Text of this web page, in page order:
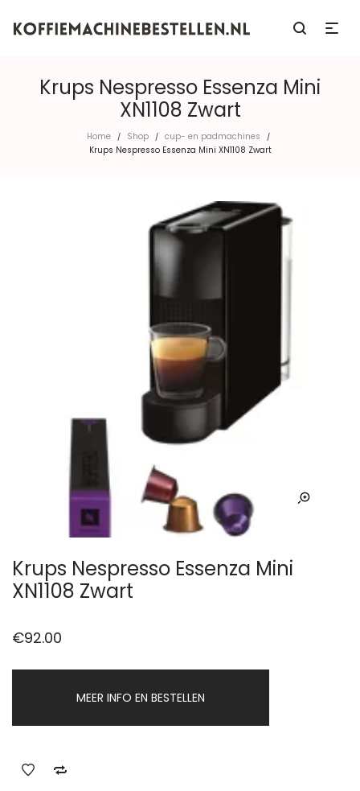
Krups Nespresso Essenza Mini
XN1108 Zwart
Home / Shop / cup- en padmachines /
Krups Nespresso Essenza Mini XN1108 Zwart
Krups Nespresso Essenza Mini
XN1108 Zwart
€92.00
MEER INFO EN BESTELLEN